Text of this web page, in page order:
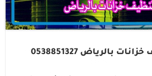
بالرياض 0538851327